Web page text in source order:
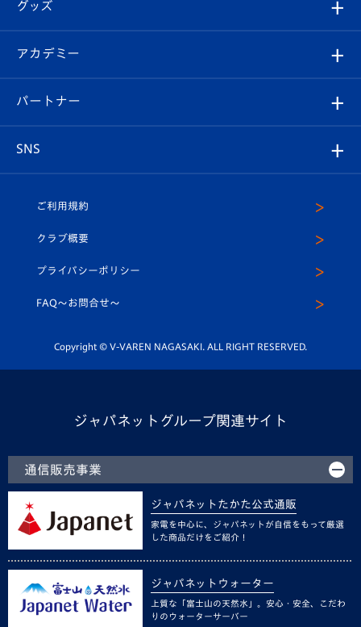
チケット
イベント
メディア
ホームタウン
スタッフプロフィール
マスコット紹介
平和祈念活動
ホームタウン活動
Revive Team
ヴィヴィくんの長崎おもてなしガイド
フォトギャラリー
スタジアムグルメ
V-LOVERS（ファンクラブ）
プレイヤーズスイート
グッズ
オンラインショップ
店舗情報
アカデミー
育成からのお知らせ
U-18
スクール
パートナー
SNS
ヴィヴィくんインスタグラム
公式LINE＠
ご利用規約
クラブ概要
プライバシーポリシー
FAQ〜お問合せ〜
Copyright © V-VAREN NAGASAKI. ALL RIGHT RESERVED.
ジャパネットグループ関連サイト
通信販売事業
ジャパネットたかた公式通販
家電を中心に、ジャパネットが自信をもって厳選
した商品だけをご紹介！
ジャパネットウォーター
上質な「富士山の天然水」。安心・安全、こだわ
りのウォーターサーバー